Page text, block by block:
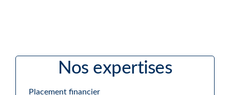
Nos expertises
Placement financier